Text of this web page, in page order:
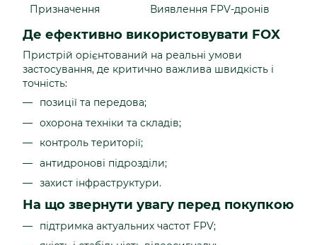
Призначення Виявлення FPV-дронів
Де ефективно використовувати FOX
Пристрій орієнтований на реальні умови
застосування, де критично важлива швидкість і
точність:
позиції та передова;
охорона техніки та складів;
контроль території;
антидронові підрозділи;
захист інфраструктури.
На що звернути увагу перед покупкою
підтримка актуальних частот FPV;